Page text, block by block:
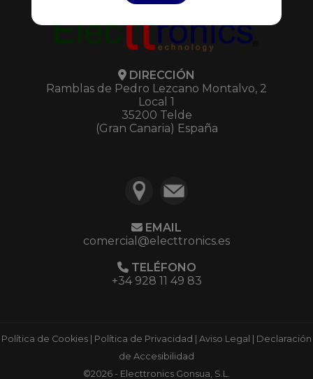
DIRECCIÓN
Ramblas de Pedro Lezcano Montalvo, 2
Local 1
35200 Telde
(Gran Canaria) España
EMAIL
comercial@electtronics.es
TELÉFONO
+34 928 11 49 83
Política de Cookies Política de Privacidad Aviso Legal
Declaración
de Accesibilidad
©2026 - Electtronics Gonsua, S.L.